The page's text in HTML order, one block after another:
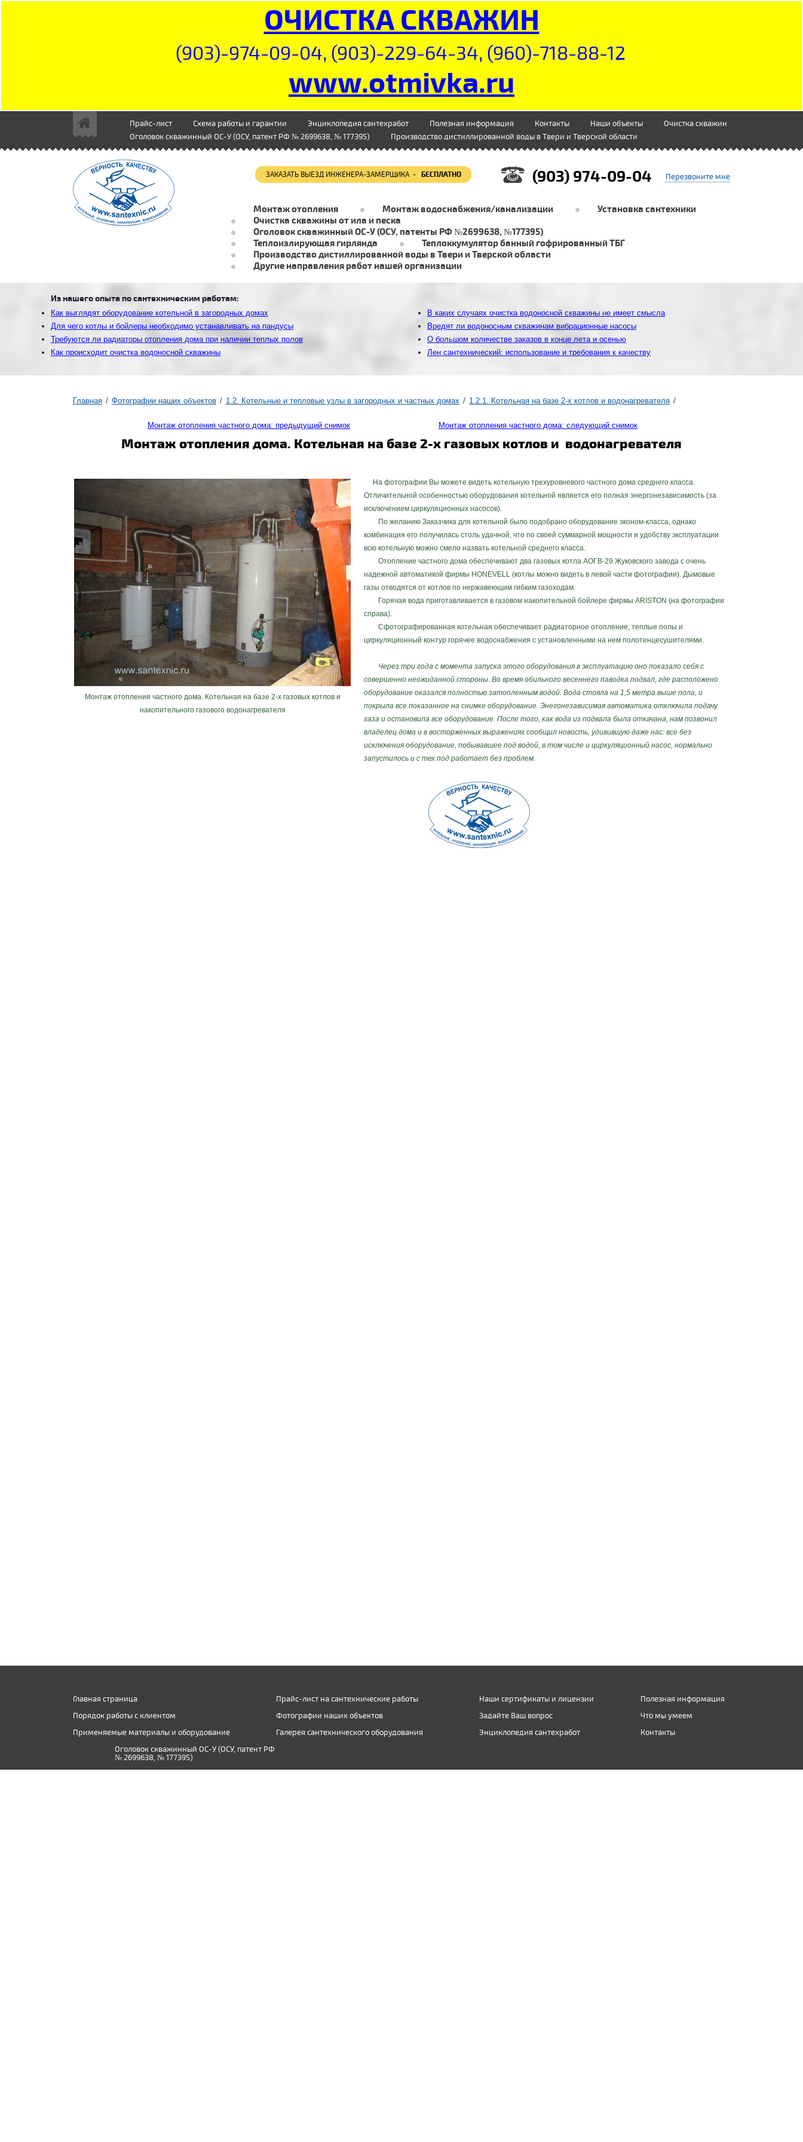
ОЧИСТКА СКВАЖИН
(903)-974-09-04, (903)-229-64-34, (960)-718-88-12
www.otmivka.ru
Главная Фотографии наших объектов 1.2. Котельные и тепловые узлы в загородных и частных домах 1.2.1. Котельная на базе 2-х котлов и водонагревателя
Монтаж отопления частного дома: предыдущий снимок Монтаж отопления частного дома: следующий снимок
Монтаж отопления дома. Котельная на базе 2-х газовых котлов и водонагревателя
Монтаж отопления частного дома. Котельная на базе 2-х газовых котлов и
накопительного газового водонагревателя
На фотографии Вы можете видеть котельную трехуровневого частного дома среднего класса.
Отличительной особенностью оборудования котельной является его полная энергонезависимость (за
исключением циркуляционных насосов).
По желанию Заказчика для котельной было подобрано оборудование эконом-класса, однако
комбинация его получилась столь удачной, что по своей суммарной мощности и удобству эксплуатации
всю котельную можно смело назвать котельной среднего класса.
Отопление частного дома обеспечивают два газовых котла АОГВ-29 Жуковского завода с очень
надежной автоматикой фирмы HONEVELL (котлы можно видеть в левой части фотографии). Дымовые
газы отводятся от котлов по нержавеющим гибким газоходам.
Горячая вода приготавливается в газовом накопительной бойлере фирмы ARISTON (на фотографии
справа).
Сфотографированная котельная обеспечивает радиаторное отопление, теплые полы и
циркуляционный контур горячее водоснабжения с установленными на нем полотенцесушителями.
Через три года с момента запуска этого оборудования в эксплуатацию оно показало себя с
совершенно неожиданной стороны. Во время обильного весеннего паводка подвал, где расположено
оборудование оказался полностью затопленным водой. Вода стояла на 1,5 метра выше пола, и
покрыла все показанное на снимке оборудование. Энегонезависимая автоматика отключила подачу
газа и остановила все оборудование. После того, как вода из подвала была откачана, нам позвонил
владелец дома и в восторженных выражениях сообщил новость, удивившую даже нас: все без
исключения оборудование, побывавшее под водой, в том числе и циркуляционный насос, нормально
запустилось и с тех под работает без проблем.
Прайс-лист Схема работы и гарантии Энциклопедия сантехработ Полезная информация Контакты Наши объекты
Очистка скважин
Оголовок скважинный ОС-У (ОСУ, патент РФ № 2699638, № 177395)
Производство дистиллированной воды в Твери и Тверской области
ЗАКАЗАТЬ ВЫЕЗД ИНЖЕНЕРА-ЗАМЕРЩИКА - БЕСПЛАТНО Перезвоните мне
(903) 974-09-04
Монтаж отопления Монтаж водоснабжения/канализации
Установка сантехники
Очистка скважины от ила и песка
Оголовок скважинный ОС-У (ОСУ, патенты РФ №2699638, №177395)
Теплоизлирующая гирлянда
Теплоккумулятор банный гофрированный ТБГ
Производство дистиллированной воды в Твери и Тверской области
Другие направления работ нашей организации
Из нашего опыта по сантехническим работам:
Как выглядят оборудование котельной в загородных домах
Для чего котлы и бойлеры необходимо устанавливать на пандусы
Требуются ли радиаторы отопления дома при наличии теплых полов
Как происходит очистка водоносной скважины
В каких случаях очистка водоносной скважины не имеет смысла
Вредят ли водоносным скважинам вибрационные насосы
О большом количестве заказов в конце лета и осенью
Лен сантехнический: использование и требования к качеству
Главная страница
Порядок работы с клиентом
Применяемые материалы и оборудование
Прайс-лист на сантехнические работы
Фотографии наших объектов
Галерея сантехнического оборудования
Наши сертификаты и лицензии
Задайте Ваш вопрос
Энциклопедия сантехработ
Полезная информация
Что мы умеем
Контакты
Оголовок скважинный ОС-У (ОСУ, патент РФ
№ 2699638, № 177395)